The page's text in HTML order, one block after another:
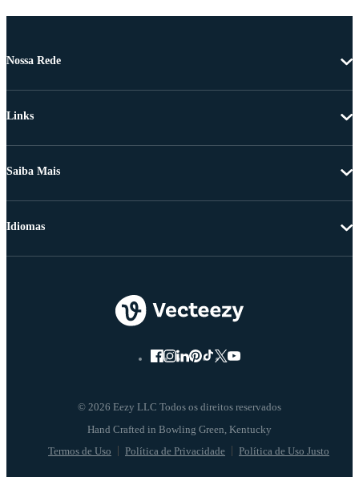
Nossa Rede
Links
Saiba Mais
© 2026 Eezy LLC Todos os direitos reservados
Termos de Uso Política de Privacidade Política de Uso Justo
Idiomas